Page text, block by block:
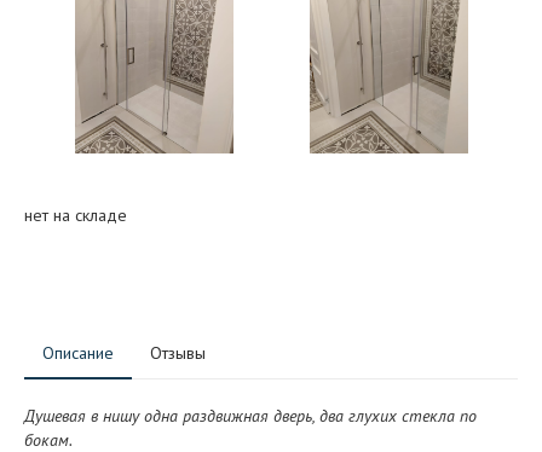
нет на складе
Описание Отзывы
Душевая в нишу одна раздвижная дверь, два глухих стекла по
бокам.